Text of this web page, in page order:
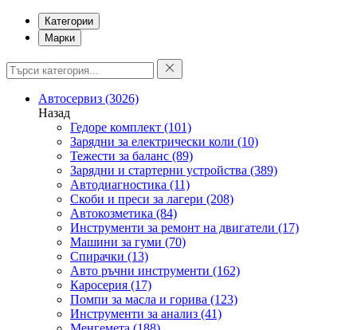
Категории
Марки
Автосервиз (3026)
Назад
Гедоре комплект (101)
Зарядни за електрически коли (10)
Тежести за баланс (89)
Зарядни и стартерни устройства (389)
Автодиагностика (11)
Скоби и преси за лагери (208)
Автокозметика (84)
Инструменти за ремонт на двигатели (17)
Машини за гуми (70)
Спирачки (13)
Авто ръчни инструменти (162)
Каросерия (17)
Помпи за масла и горива (123)
Инструменти за анализ (41)